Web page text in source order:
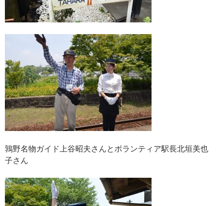
鶉野名物ガイド上谷昭夫さんとボランティア駅長北垣美也
子さん